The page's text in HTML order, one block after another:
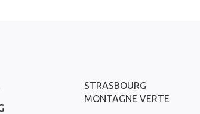
STRASBOURG
MONTAGNE VERTE